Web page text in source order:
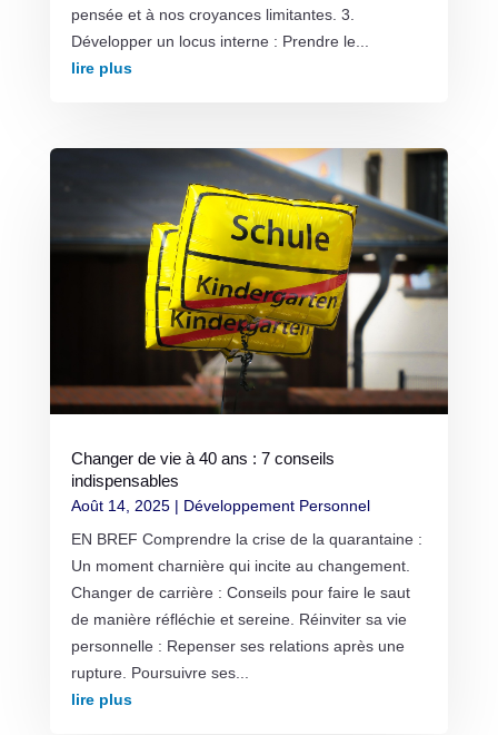
pensée et à nos croyances limitantes. 3.
Développer un locus interne : Prendre le...
lire plus
Changer de vie à 40 ans : 7 conseils
indispensables
Août 14, 2025| Développement Personnel
EN BREF Comprendre la crise de la quarantaine :
Un moment charnière qui incite au changement.
Changer de carrière : Conseils pour faire le saut
de manière réfléchie et sereine. Réinviter sa vie
personnelle : Repenser ses relations après une
rupture. Poursuivre ses...
lire plus